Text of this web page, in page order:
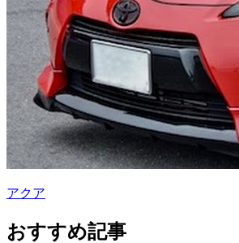
アクア
おすすめ記事